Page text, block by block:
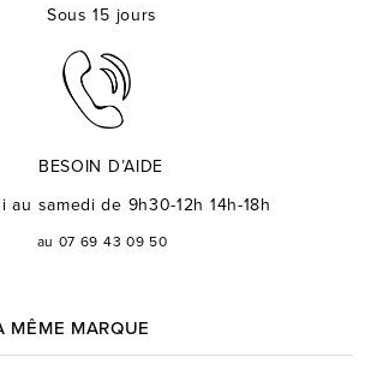
Sous 15 jours
BESOIN D’AIDE
au samedi de 9h30-12h 14h-18h
au 07 69 43 09 50
MÊME MARQUE